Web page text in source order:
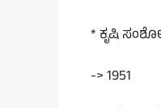
* ಕೃಷಿ
-> 1951